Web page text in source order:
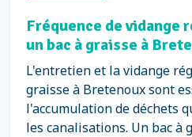
Fréquence de vidange
un bac à graisse à
L'entretien et la vidange
graisse à Bretenoux sont
l'accumulation de déchets
les canalisations. Un bac à